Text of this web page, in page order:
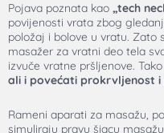
Pojava poznata kao „tech
povijenosti vrata zbog
položaj i bolove u vratu. Zato
masažer za vratni deo tela
izvuče vratne pršljenove.
ali i povećati prokrvljenost
Rameni aparati za masažu,
simuliraju pravu šiacu